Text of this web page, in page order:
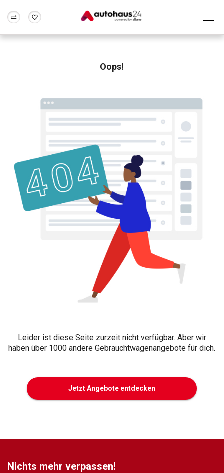
Rund um die Inzahlungnahme
Oops!
Leider ist diese Seite zurzeit nicht verfügbar. Aber wir
haben über 1000 andere Gebrauchtwagenangebote für dich.
Jetzt Angebote entdecken
Nichts mehr verpassen!